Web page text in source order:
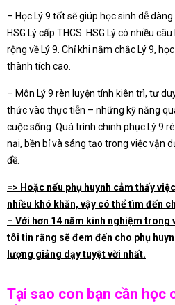
– Học Lý 9 tốt sẽ giúp học sinh dễ
HSG Lý cấp THCS. HSG Lý có nhiều
rộng về Lý 9. Chỉ khi nắm chắc Lý 9,
thành tích cao.
– Môn Lý 9 rèn luyện tính kiên trì, tư
thức vào thực tiễn – những kỹ năng
cuộc sống. Quá trình chinh phục Lý 9
nại, bền bỉ và sáng tạo trong việc vận
đề.
=> Hoặc nếu phụ huynh cảm thấy
nhiều khó khăn, vậy có thể tìm đến
– Với hơn 14 năm kinh nghiệm trong
tôi tin rằng sẽ đem đến cho phụ
lượng giảng dạy tuyệt vời nhất.
Tại sao con bạn cần học